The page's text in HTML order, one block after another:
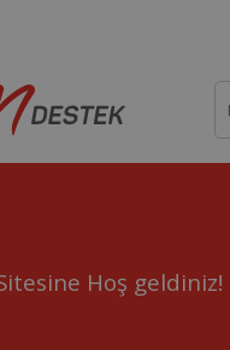
Hoş geldiniz!